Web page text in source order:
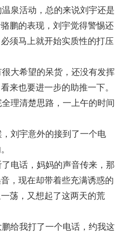
泉活动，总的来说刘宇还是
鹏的表现，刘宇觉得警惕还
须马上就开始实质性的打压
大希望的呆货，还没有发挥
来也要进一步的助推一下。
理清楚思路，一上午的时间
刘宇意外的接到了一个电
电话，妈妈的声音传来，那
，现在却带着些充满诱惑的
荡，又想起了这两天的荒
给我打了一个电话，约我这